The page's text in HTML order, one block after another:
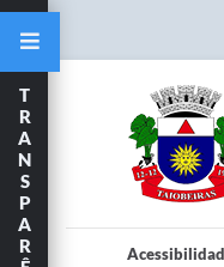
T
R
A
N
S
P
A
R